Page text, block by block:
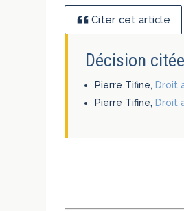
Citer cet article
Décision
Pierre Tifine, Droit
Pierre Tifine, Droit